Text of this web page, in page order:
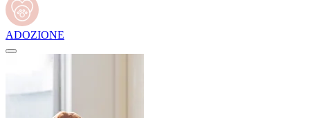
ADOZIONE